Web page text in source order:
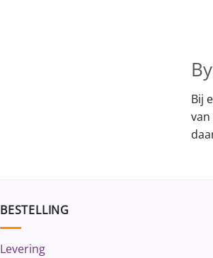
Bij
BESTELLING
Levering